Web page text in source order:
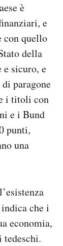
è
e
con quello
della
sicuro, e
paragone
i titoli con
e i Bund
punti,
una
che i
economia,